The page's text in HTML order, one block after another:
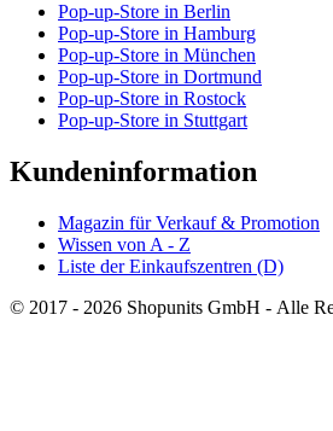
Pop-up-Store in Berlin
Pop-up-Store in Hamburg
Pop-up-Store in München
Pop-up-Store in Dortmund
Pop-up-Store in Rostock
Pop-up-Store in Stuttgart
Kundeninformation
Magazin für Verkauf & Promotion
Wissen von A - Z
Liste der Einkaufszentren (D)
© 2017 - 2026 Shopunits GmbH - Alle